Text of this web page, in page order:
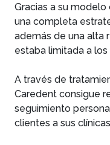
Gracias a su
una completa
además de una alta
estaba limitada a
A través de
Caredent consigue
seguimiento
clientes a sus